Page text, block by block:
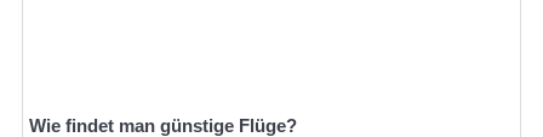
Wie findet man günstige Flüge?